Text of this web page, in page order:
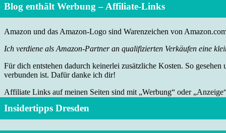
Blog enthält Werbung – Affiliate-Links
Amazon und das Amazon-Logo sind Warenzeichen von
Ich verdiene als Amazon-Partner an qualifizierten Verkäufen eine
Für dich entstehen dadurch keinerlei zusätzliche Kosten. So
verbunden ist. Dafür danke ich dir!
Affiliate Links auf meinen Seiten sind mit „Werbung“ oder
Insidertipps Dresden